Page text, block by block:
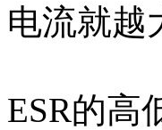
电流就越
ESR的高